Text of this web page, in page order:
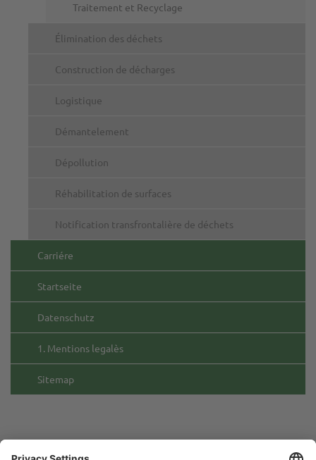
Traitement et Recyclage
Élimination des déchets
Construction de décharges
Logistique
Démantelement
Dépollution
Réhabilitation de surfaces
Notification transfrontalière de déchets
Carriére
Startseite
Datenschutz
1. Mentions legalès
Sitemap